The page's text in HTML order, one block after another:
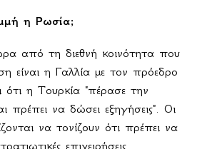
η Ρωσία;
από τη διεθνή κοινότητα που
είναι η Γαλλία με τον πρόεδρο
ότι η Τουρκία "πέρασε την
πρέπει να δώσει εξηγήσεις". Οι
να τονίζουν ότι πρέπει να
επιχειρήσεις.